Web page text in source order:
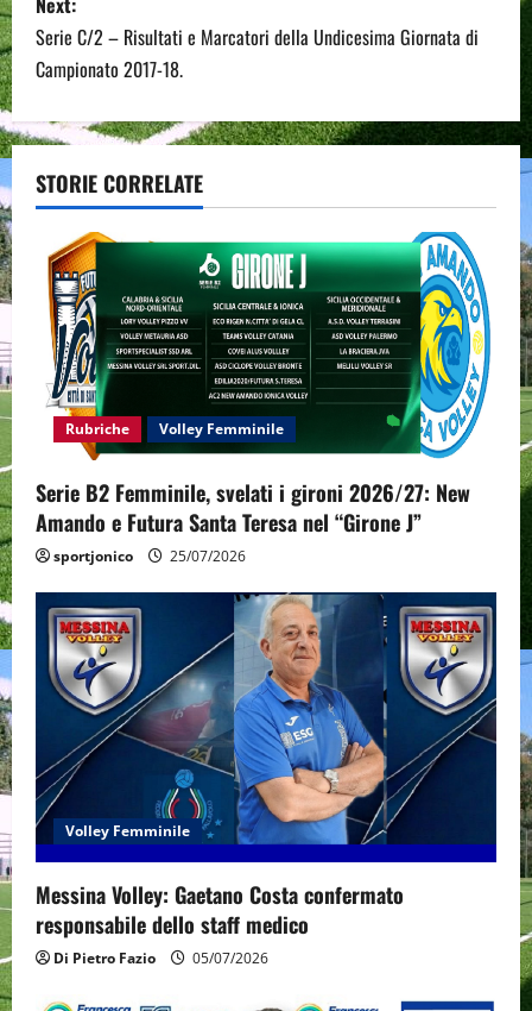
n
v
i
g
a
n
Serie C/2 – Risultati e Marcatori della Undicesima Giornata di
Campionato 2017-18.
STORIE CORRELATE
Rubriche Volley Femminile
Serie B2 Femminile, svelati i gironi 2026/27: New
Amando e Futura Santa Teresa nel “Girone J”
sportjonico 25/07/2026
Volley Femminile
Messina Volley: Gaetano Costa confermato
responsabile dello staff medico
Di Pietro Fazio 05/07/2026